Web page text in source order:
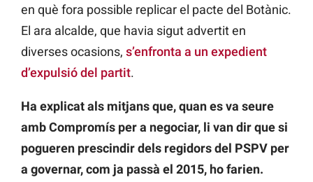
en què fora possible replicar el pacte del Botànic.
El ara alcalde, que havia sigut advertit en
diverses ocasions, s’enfronta a un expedient
d’expulsió del partit.
Ha explicat als mitjans que, quan es va seure
amb Compromís per a negociar, li van dir que si
pogueren prescindir dels regidors del PSPV per
a governar, com ja passà el 2015, ho farien.